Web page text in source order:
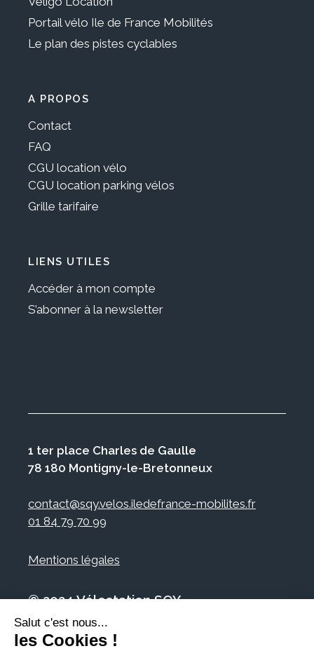
Portail vélo Ile de France Mobilités
Le plan des pistes cyclables
A PROPOS
Contact
FAQ
CGU location vélo
CGU location parking vélos
Grille tarifaire
LIENS UTILES
Accéder à mon compte
S’abonner à la newsletter
1 ter place Charles de Gaulle
78 180 Montigny-le-Bretonneux
contact@sqy.velos.iledefrance-mobilites.fr
01 84 79 70 99
Mentions légales
© 2024 Vélostation SQY
Salut c'est nous...
les Cookies !